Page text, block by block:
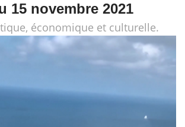
15 novembre 2021
économique et culturelle.